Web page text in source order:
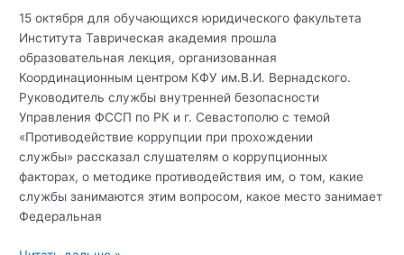
15 октября для обучающихся юридического факультета
Института Таврическая академия прошла
образовательная лекция, организованная
Координационным центром КФУ им.В.И. Вернадского.
Руководитель службы внутренней безопасности
Управления ФССП по РК и г. Севастополю с темой
«Противодействие коррупции при прохождении
службы» рассказал слушателям о коррупционных
факторах, о методике противодействия им, о том, какие
службы занимаются этим вопросом, какое место занимает
Федеральная